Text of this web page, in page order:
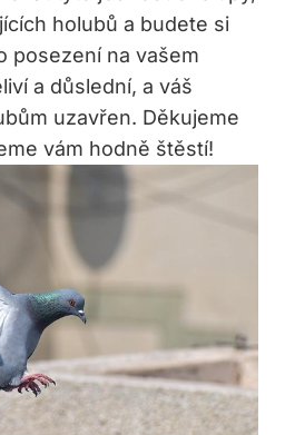
holubů a budete si
posezení na vašem
a důslední, a váš
uzavřen. Děkujeme
vám hodně štěstí!